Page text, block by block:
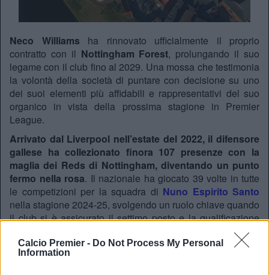
Calcio Premier - Do Not Process My Personal
Information
Neco Williams ha rinnovato ufficialmente il proprio
contratto con il Nottingham Forest, prolungando il suo
legame con il club fino al 2029. Una mossa che testimonia
la volontà della società di puntare con decisione su uno
dei suoi elementi più affidabili e rappresentativi del suo
organico in vista della prossima stagione in Premier
League.
Arrivato dal Liverpool nell’estate del 2022, il difensore
gallese ha collezionato finora 107 presenze con la
maglia dei Reds di Nottingham, diventando un punto
fermo nella rosa. Il nazionale ha giocato 39 volte in tutte
le competizioni per la squadra di Nuno Espirito Santo
nella stagione 2024-25, svolgendo un ruolo chiave quando
il club si è assicurato il settimo posto e la qualificazione
Al momento della firma del nuovo accordo, Williams ha